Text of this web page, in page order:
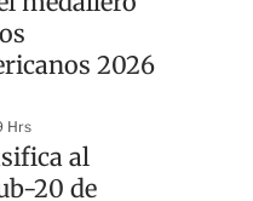
2026
Hrs
al
20 de